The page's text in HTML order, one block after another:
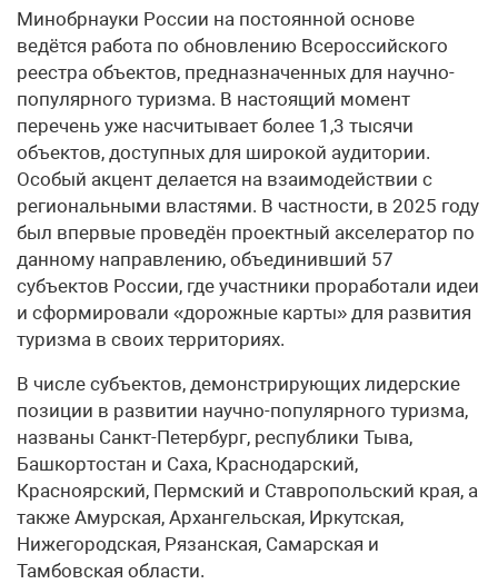
Минобрнауки России на постоянной основе
ведётся работа по обновлению Всероссийского
реестра объектов, предназначенных для научно-
популярного туризма. В настоящий момент
перечень уже насчитывает более 1,3 тысячи
объектов, доступных для широкой аудитории.
Особый акцент делается на взаимодействии с
региональными властями. В частности, в 2025 году
был впервые проведён проектный акселератор по
данному направлению, объединивший 57
субъектов России, где участники проработали идеи
и сформировали «дорожные карты» для развития
туризма в своих территориях.
В числе субъектов, демонстрирующих лидерские
позиции в развитии научно-популярного туризма,
названы Санкт-Петербург, республики Тыва,
Башкортостан и Саха, Краснодарский,
Красноярский, Пермский и Ставропольский края, а
также Амурская, Архангельская, Иркутская,
Нижегородская, Рязанская, Самарская и
Тамбовская области.